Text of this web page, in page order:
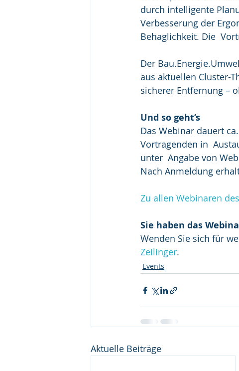
durch intelligente
Verbesserung der
Behaglichkeit. Die
Der
aus aktuellen Cluster-
sicherer Entfernung –
Und so geht’s
Das Webinar dauert
Vortragenden in
unter  Angabe von
Nach Anmeldung
Zu allen Webinaren
Sie haben das
Wenden Sie sich für
Zeilinger.
Events
Aktuelle Beiträge